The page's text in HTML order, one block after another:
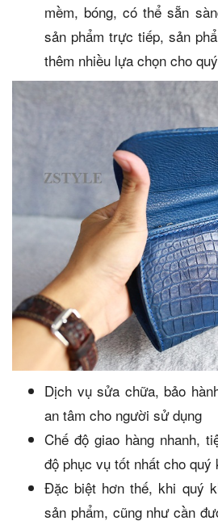
mềm, bóng, có thể sẵn
sản phẩm trực tiếp, sản
thêm nhiều lựa chọn cho
Dịch vụ sửa chữa, bảo
an tâm cho người sử dụng
Chế độ giao hàng nhanh,
độ phục vụ tốt nhất cho quý
Đặc biệt hơn thế, khi quý
sản phẩm, cũng như cần